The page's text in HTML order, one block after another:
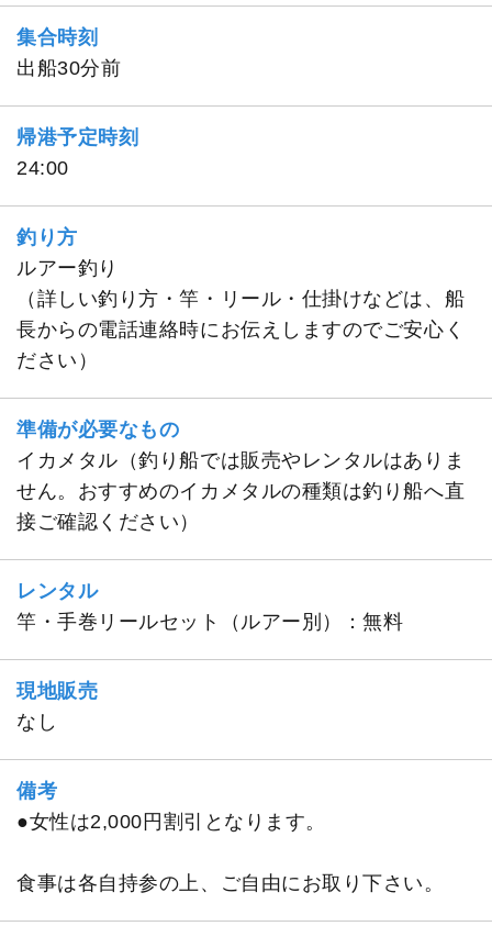
集合時刻
出船30分前
帰港予定時刻
24:00
釣り方
ルアー釣り
（詳しい釣り方・竿・リール・仕掛けなどは、船
長からの電話連絡時にお伝えしますのでご安心く
ださい）
準備が必要なもの
イカメタル（釣り船では販売やレンタルはありま
せん。おすすめのイカメタルの種類は釣り船へ直
接ご確認ください）
レンタル
竿・手巻リールセット（ルアー別）：無料
現地販売
なし
備考
●女性は2,000円割引となります。
食事は各自持参の上、ご自由にお取り下さい。